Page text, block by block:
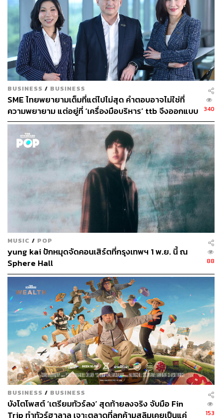
5. สิทธิประโยชน์ Mastercard Flight Delay Pass เมื่อเที่ยว
บินล่าช้า สามารถเข้าใช้ห้องรับรองสนามบินได้กว่า 1,500
แห่งทั่วโลก ตั้งแต่ 15 มกราคม 2569 เป็นต้นไป
6. สิทธิพิเศษก่อนบิน รับฟรีสิทธิเข้าใช้บริการห้องรับรอง
พิเศษ Miracle Lounge มูลค่า 1,500 บาท เมื่อมียอดใช้จ่าย
สะสม ตามเงื่อนไขที่กำหนด และรับส่วนลดสูงสุด 30%
สำหรับผู้ถือบัตรพร้อมผู้ติดตามสูงสุด 5 ท่านต่อเที่ยวบิน แบบ
ไม่จำกัดจำนวนครั้งต่อปี
นอกจากนี้ บัตร ‘Bangkok Bank Travel Card’ ยังมาพร้อม
มาตรฐานความปลอดภัย ขั้นสูงและบริการ SMS Spending
Alert เพื่อสร้างความมั่นใจในทุกการใช้จ่าย ให้ทุกการเดิน
ทางเป็นช่วงเวลาแห่งความสุขและความประทับใจแบบ ‘ไป
ถึง’ อย่างแท้จริง
สามารถติดตาม THE STANDARD WEALTH
ผ่านแอปพลิเคชันต่างๆ ที่คุณสะดวกหรือใช้งานอยู่แล้วได้เลย
TAGS: อัตราแลกเปลี่ยน การท่องเที่ยว
เที่ยวต่างประเทศ
นักเดินทาง
นักท่องเที่ยวไทย
Bangkok Bank Travel Card
MasterCard
ธนาคารกรุงเทพ
431
BUSINESS / BUSINESS
SME ไทยพยายามเต็มที่แต่ไปไม่สุด คำตอบอาจไม่ใช่ที่
ความพยายาม แต่อยู่ที่ ‘เครื่องมือบริหาร’ ttb จึงออกแบบ
ttb business one แพลตฟอร์มที่มุ่งเป็น ‘Digital CFO’
ให้ธุรกิจไทย
340
MUSIC / POP
yung kai ปักหมุดจัดคอนเสิร์ตที่กรุงเทพฯ 1 พ.ย. นี้ ณ
Sphere Hall
88
BUSINESS / BUSINESS
บังโตโพสต์ ‘เตรียมทัวร์ลง’ สุดท้ายลงจริง จับมือ Fin
Trip ทำทัวร์ฮาลาล เจาะตลาดที่ลูกค้ามุสลิมเคยเป็นแค่
153